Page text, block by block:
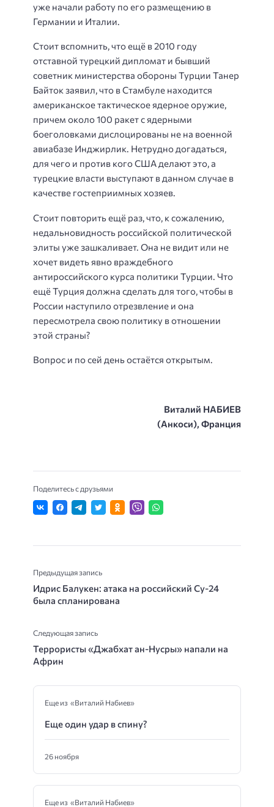
уже начали работу по его размещению в
Германии и Италии.
Стоит вспомнить, что ещё в 2010 году
отставной турецкий дипломат и бывший
советник министерства обороны Турции Танер
Байток заявил, что в Стамбуле находится
американское тактическое ядерное оружие,
причем около 100 ракет с ядерными
боеголовками дислоцированы не на военной
авиабазе Инджирлик. Нетрудно догадаться,
для чего и против кого США делают это, а
турецкие власти выступают в данном случае в
качестве гостеприимных хозяев.
Стоит повторить ещё раз, что, к сожалению,
недальновидность российской политической
элиты уже зашкаливает. Она не видит или не
хочет видеть явно враждебного
антироссийского курса политики Турции. Что
ещё Турция должна сделать для того, чтобы в
России наступило отрезвление и она
пересмотрела свою политику в отношении
этой страны?
Вопрос и по сей день остаётся открытым.
Виталий НАБИЕВ
(Анкоси), Франция
Поделитесь с друзьями
Предыдущая запись
Идрис Балукен: атака на российский Су-24
была спланирована
Следующая запись
Террористы «Джабхат ан-Нусры» напали на
Африн
Еще из «Виталий Набиев»
Еще один удар в спину?
26 ноября
Еще из «Виталий Набиев»